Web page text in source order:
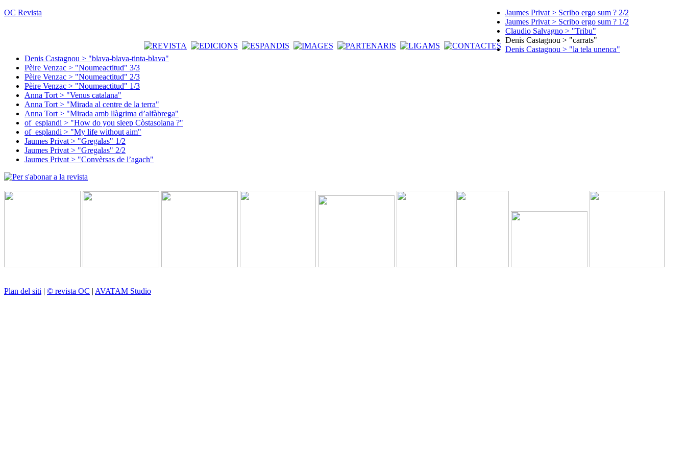
OC Revista
Jaumes Privat > Scribo ergo sum ? 2/2
Jaumes Privat > Scribo ergo sum ? 1/2
Claudio Salvagno > "Tribu"
Denis Castagnou > "carrats"
Denis Castagnou > "la tela unenca"
Denis Castagnou > "blava-blava-tinta-blava"
Pèire Venzac > "Noumeactitud" 3/3
Pèire Venzac > "Noumeactitud" 2/3
Pèire Venzac > "Noumeactitud" 1/3
Anna Tort > "Venus catalana"
Anna Tort > "Mirada al centre de la terra"
Anna Tort > "Mirada amb llàgrima d’alfàbrega"
of_esplandi > "How do you sleep Còstasolana ?"
of_esplandi > "My life without aim"
Jaumes Privat > "Gregalas" 1/2
Jaumes Privat > "Gregalas" 2/2
Jaumes Privat > "Convèrsas de l’agach"
Plan del siti | © revista OC | AVATAM Studio